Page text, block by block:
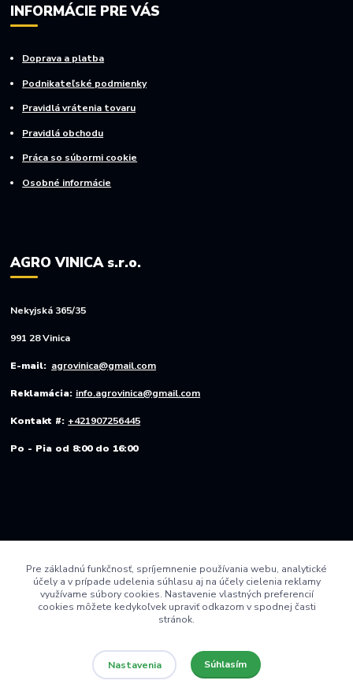
INFORMÁCIE PRE VÁS
Doprava a platba
Podnikateľské podmienky
Pravidlá vrátenia tovaru
Pravidlá obchodu
Práca so súbormi cookie
Osobné informácie
AGRO VINICA s.r.o.
Nekyjská 365/35
991 28 Vinica
E-mail: agrovinica@gmail.com
Reklamácia: info.agrovinica@gmail.com
Kontakt #: +421907256445
Po - Pia od 8:00 do 16:00
Pre základnú funkčnosť, spríjemnenie používania webu, analytické
účely a v prípade udelenia súhlasu aj na účely cielenia reklamy
využívame súbory cookies. Nastavenie vlastných preferencií
cookies môžete kedykoľvek upraviť odkazom v spodnej časti
stránok.
Nastavenia Súhlasím